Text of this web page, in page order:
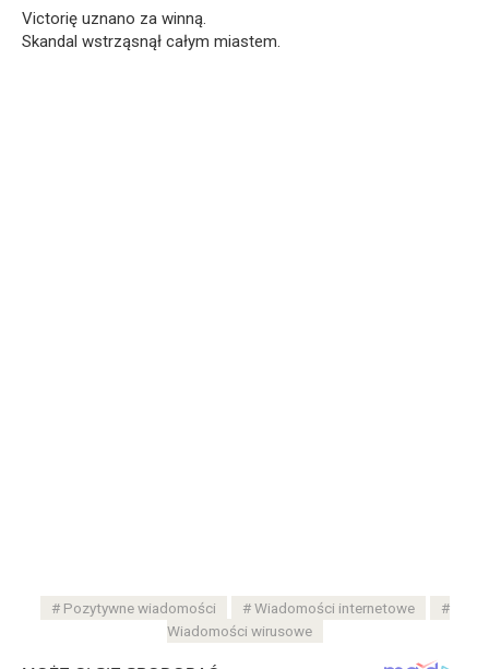
Victorię uznano za winną.
Skandal wstrząsnął całym miastem.
Pozytywne wiadomości
Wiadomości internetowe
Wiadomości wirusowe